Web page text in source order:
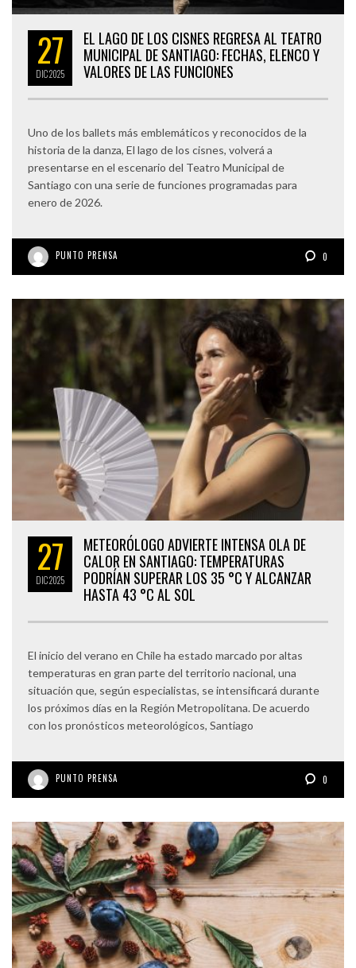
27
DIC2025
EL LAGO DE LOS CISNES REGRESA AL TEATRO
MUNICIPAL DE SANTIAGO: FECHAS, ELENCO Y
VALORES DE LAS FUNCIONES
Uno de los ballets más emblemáticos y reconocidos de la
historia de la danza, El lago de los cisnes, volverá a
presentarse en el escenario del Teatro Municipal de
Santiago con una serie de funciones programadas para
enero de 2026.
PUNTO PRENSA 0
27
DIC2025
METEORÓLOGO ADVIERTE INTENSA OLA DE
CALOR EN SANTIAGO: TEMPERATURAS
PODRÍAN SUPERAR LOS 35 °C Y ALCANZAR
HASTA 43 °C AL SOL
El inicio del verano en Chile ha estado marcado por altas
temperaturas en gran parte del territorio nacional, una
situación que, según especialistas, se intensificará durante
los próximos días en la Región Metropolitana. De acuerdo
con los pronósticos meteorológicos, Santiago
PUNTO PRENSA 0